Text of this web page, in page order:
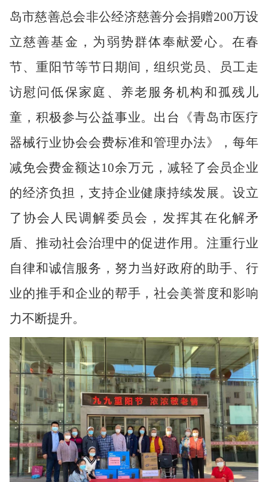
岛市慈善总会非公经济慈善分会捐赠200万设
立慈善基金，为弱势群体奉献爱心。在春
节、重阳节等节日期间，组织党员、员工走
访慰问低保家庭、养老服务机构和孤残儿
童，积极参与公益事业。出台《青岛市医疗
器械行业协会会费标准和管理办法》，每年
减免会费金额达10余万元，减轻了会员企业
的经济负担，支持企业健康持续发展。设立
了协会人民调解委员会，发挥其在化解矛
盾、推动社会治理中的促进作用。注重行业
自律和诚信服务，努力当好政府的助手、行
业的推手和企业的帮手，社会美誉度和影响
力不断提升。